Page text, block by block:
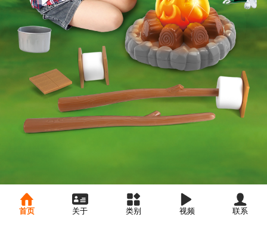
首页 关于 类别 视频 联系